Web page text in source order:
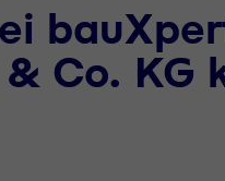
Co. KG